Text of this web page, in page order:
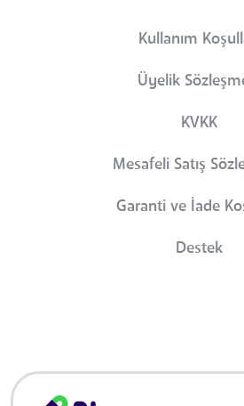
Kullanım
Üyelik
KVKK
Mesafeli Satış
Garanti ve İade
Destek